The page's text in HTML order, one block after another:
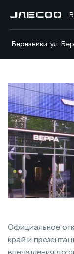
Березники, ул.
Официальное
край и
впечатления до